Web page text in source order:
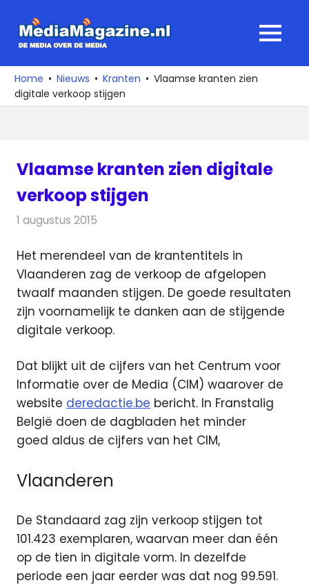
naar
media
over
de
MENU
Home Nieuws Kranten
Vlaamse kranten zien
digitale verkoop stijgen
Vlaamse kranten zien digitale
verkoop stijgen
1 augustus 2015
Het merendeel van de krantentitels in
Vlaanderen zag de verkoop de afgelopen
twaalf maanden stijgen. De goede resultaten
zijn voornamelijk te danken aan de stijgende
digitale verkoop.
Dat blijkt uit de cijfers van het Centrum voor
Informatie over de Media (CIM) waarover de
website deredactie.be bericht. In Franstalig
België doen de dagbladen het minder
goed aldus de cijfers van het CIM,
Vlaanderen
De Standaard zag zijn verkoop stijgen tot
101.423 exemplaren, waarvan meer dan één
op de tien in digitale vorm. In dezelfde
periode een jaar eerder was dat nog 99.591.